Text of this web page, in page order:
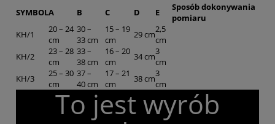
SYMBOLA B C D E
Sposób dokonywania
pomiaru
KH/1
20 – 24
cm
30 –
33 cm
15 – 19
cm
29 cm2,5
cm
KH/2
23 – 28
cm
33 –
38 cm
16 – 20
cm
34 cm3
cm
KH/3
25 – 30
cm
37 –
40 cm
17 – 21
cm
38 cm3
cm
To jest wyrób